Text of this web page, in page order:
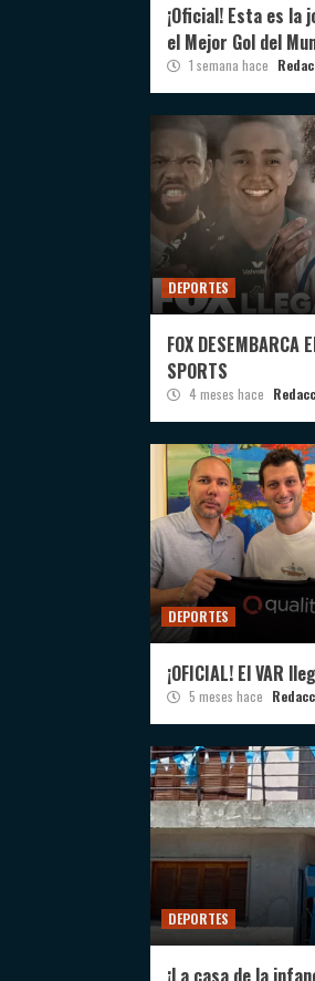
¡Oficial! Esta es la
el Mejor Gol del
1 semana hace
DEPORTES
FOX DESEMBARCA
SPORTS
4 meses hace
DEPORTES
¡OFICIAL! El VAR
5 meses hace
DEPORTES
¡La casa de la